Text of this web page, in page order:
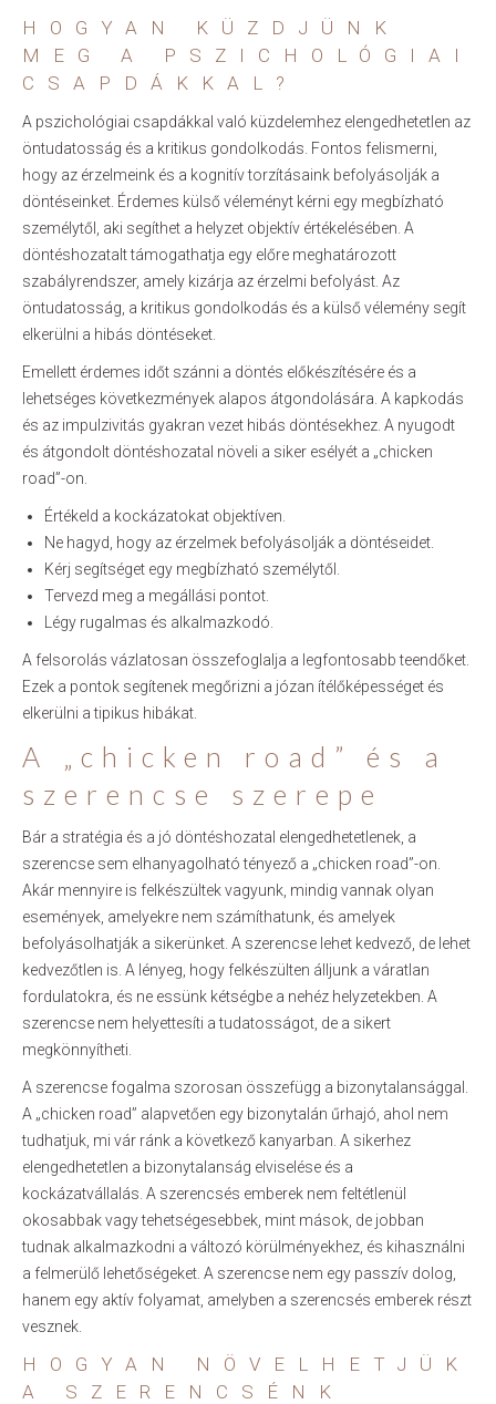
HOGYAN KÜZDJÜNK
MEG A PSZICHOLÓGIAI
CSAPDÁKKAL?
A pszichológiai csapdákkal való küzdelemhez elengedhetetlen az
öntudatosság és a kritikus gondolkodás. Fontos felismerni,
hogy az érzelmeink és a kognitív torzításaink befolyásolják a
döntéseinket. Érdemes külső véleményt kérni egy megbízható
személytől, aki segíthet a helyzet objektív értékelésében. A
döntéshozatalt támogathatja egy előre meghatározott
szabályrendszer, amely kizárja az érzelmi befolyást. Az
öntudatosság, a kritikus gondolkodás és a külső vélemény segít
elkerülni a hibás döntéseket.
Emellett érdemes időt szánni a döntés előkészítésére és a
lehetséges következmények alapos átgondolására. A kapkodás
és az impulzivitás gyakran vezet hibás döntésekhez. A nyugodt
és átgondolt döntéshozatal növeli a siker esélyét a „chicken
road”-on.
Értékeld a kockázatokat objektíven.
Ne hagyd, hogy az érzelmek befolyásolják a döntéseidet.
Kérj segítséget egy megbízható személytől.
Tervezd meg a megállási pontot.
Légy rugalmas és alkalmazkodó.
A felsorolás vázlatosan összefoglalja a legfontosabb teendőket.
Ezek a pontok segítenek megőrizni a józan ítélőképességet és
elkerülni a tipikus hibákat.
A „chicken road” és a
szerencse szerepe
Bár a stratégia és a jó döntéshozatal elengedhetetlenek, a
szerencse sem elhanyagolható tényező a „chicken road”-on.
Akár mennyire is felkészültek vagyunk, mindig vannak olyan
események, amelyekre nem számíthatunk, és amelyek
befolyásolhatják a sikerünket. A szerencse lehet kedvező, de lehet
kedvezőtlen is. A lényeg, hogy felkészülten álljunk a váratlan
fordulatokra, és ne essünk kétségbe a nehéz helyzetekben. A
szerencse nem helyettesíti a tudatosságot, de a sikert
megkönnyítheti.
A szerencse fogalma szorosan összefügg a bizonytalansággal.
A „chicken road” alapvetően egy bizonytalán űrhajó, ahol nem
tudhatjuk, mi vár ránk a következő kanyarban. A sikerhez
elengedhetetlen a bizonytalanság elviselése és a
kockázatvállalás. A szerencsés emberek nem feltétlenül
okosabbak vagy tehetségesebbek, mint mások, de jobban
tudnak alkalmazkodni a változó körülményekhez, és kihasználni
a felmerülő lehetőségeket. A szerencse nem egy passzív dolog,
hanem egy aktív folyamat, amelyben a szerencsés emberek részt
vesznek.
HOGYAN NÖVELHETJÜK
A SZERENCSÉNK